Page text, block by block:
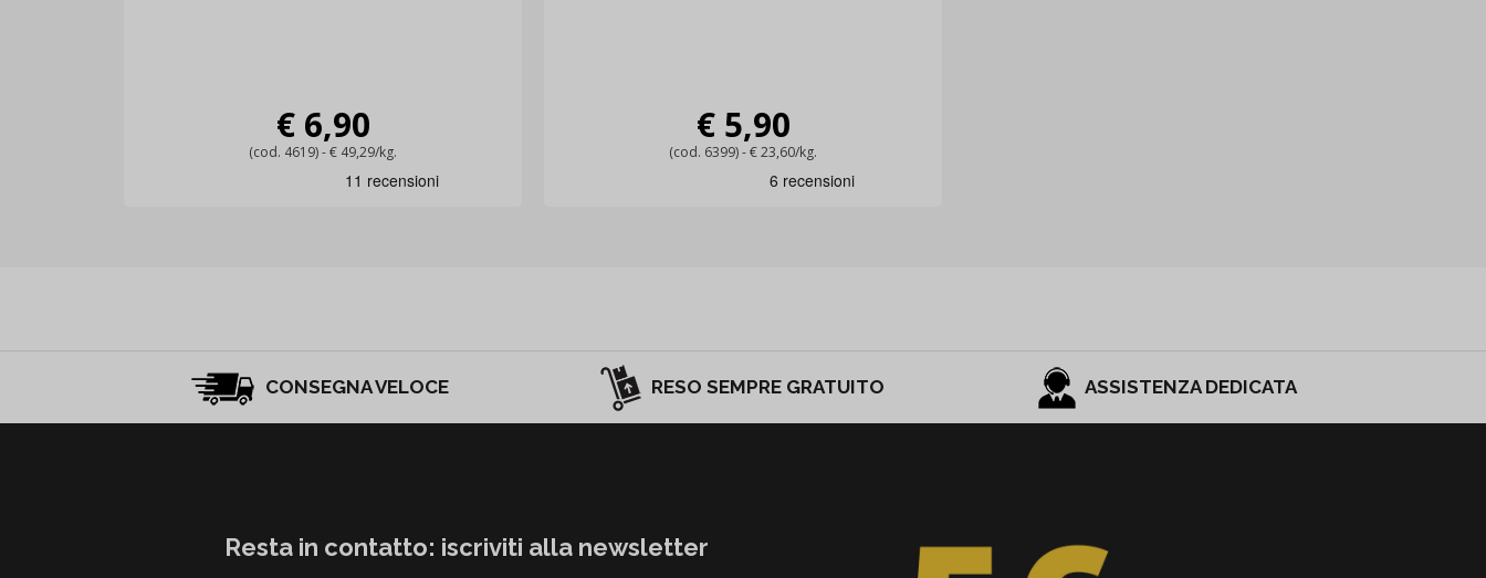
€ 6,90
(cod. 4619) - € 49,29/kg.
€ 5,90
(cod. 6399) - € 23,60/kg.
CONSEGNA VELOCE RESO SEMPRE GRATUITO ASSISTENZA DEDICATA
Resta in contatto: iscriviti alla newsletter